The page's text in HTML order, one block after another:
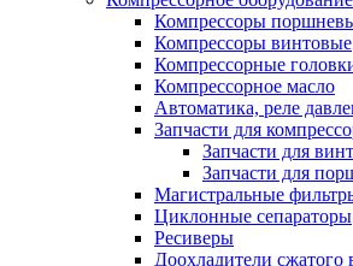
Компрессоры
Компрессоры винтовые
Компрессорные
Компрессорное масло
Автоматика, реле
Запчасти для
Запчасти для
Запчасти для
Магистральные
Циклонные сепараторы
Ресиверы
Доохладители сжатого